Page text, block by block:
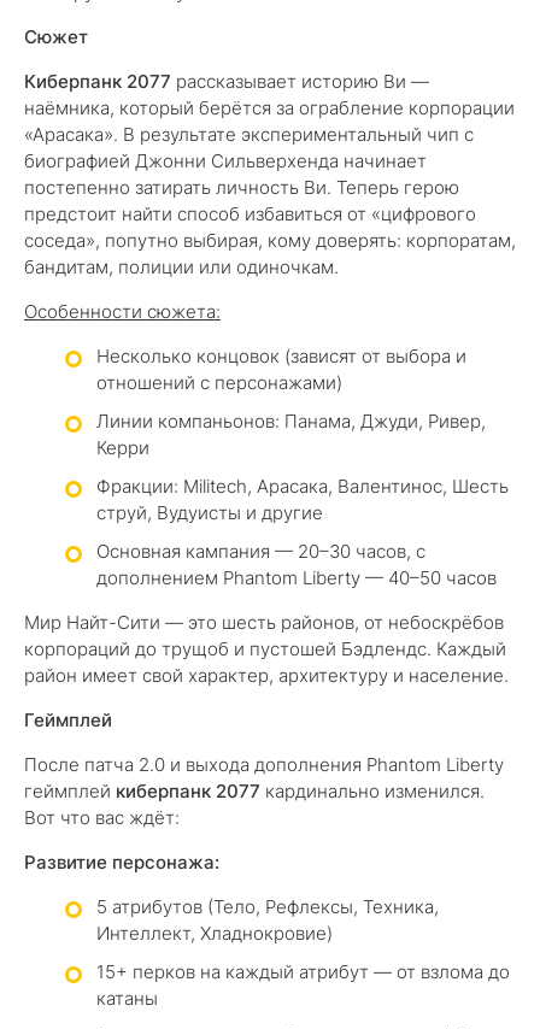
Сюжет
Киберпанк 2077 рассказывает историю Ви —
наёмника, который берётся за ограбление корпорации
«Арасака». В результате экспериментальный чип с
биографией Джонни Сильверхенда начинает
постепенно затирать личность Ви. Теперь герою
предстоит найти способ избавиться от «цифрового
соседа», попутно выбирая, кому доверять: корпоратам,
бандитам, полиции или одиночкам.
Особенности сюжета:
Несколько концовок (зависят от выбора и
отношений с персонажами)
Линии компаньонов: Панама, Джуди, Ривер,
Керри
Фракции: Militech, Арасака, Валентинос, Шесть
струй, Вудуисты и другие
Основная кампания — 20–30 часов, с
дополнением Phantom Liberty — 40–50 часов
Мир Найт-Сити — это шесть районов, от небоскрёбов
корпораций до трущоб и пустошей Бэдлендс. Каждый
район имеет свой характер, архитектуру и население.
Геймплей
После патча 2.0 и выхода дополнения Phantom Liberty
геймплей киберпанк 2077 кардинально изменился.
Вот что вас ждёт:
Развитие персонажа:
5 атрибутов (Тело, Рефлексы, Техника,
Интеллект, Хладнокровие)
15+ перков на каждый атрибут — от взлома до
катаны